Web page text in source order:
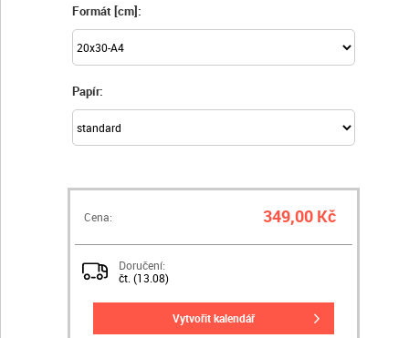
Formát [cm]:
Papír:
Cena: 349,00 Kč
Doručení:
čt. (13.08)
vytvořit kalendář